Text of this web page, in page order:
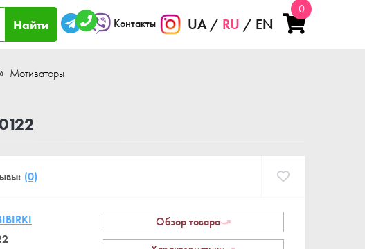
Найти Контакты UA RU EN
0
Мотиваторы
(0)
Обзор товара